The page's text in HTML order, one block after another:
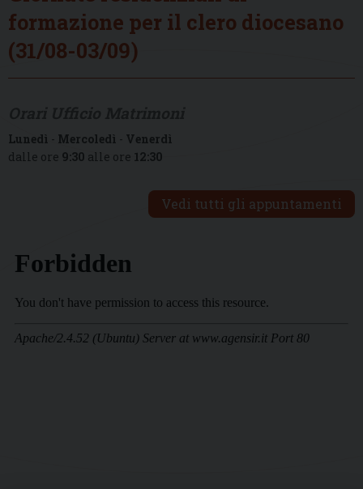
formazione per il clero diocesano
(31/08-03/09)
Lunedì - Mercoledì - Venerdì
dalle ore 9:30 alle ore 12:30
Vedi tutti gli appuntamenti